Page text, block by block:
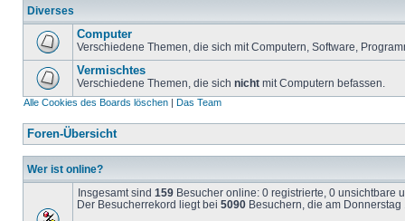
Diverses
Computer
Verschiedene Themen, die sich mit Computern, Software,
Vermischtes
Verschiedene Themen, die sich nicht mit Computern befassen.
Alle Cookies des Boards löschen | Das Team
Foren-Übersicht
Wer ist online?
Insgesamt sind 159 Besucher online: 0 registrierte, 0 unsichtbare
Der Besucherrekord liegt bei 5090 Besuchern, die am